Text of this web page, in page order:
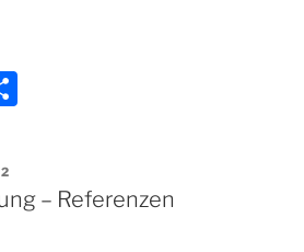
n– Referenzen